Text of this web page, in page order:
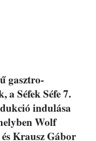
gasztro-
a Séfek Séfe 7.
indulása
Wolf
Krausz Gábor